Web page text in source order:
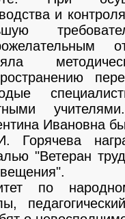
и
Ивановна
Горячева
"Ветеран
по